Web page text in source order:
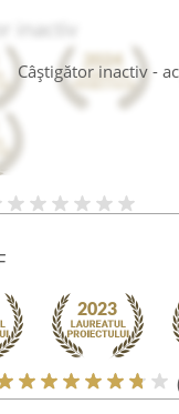
Câștigător inactiv -
inactiv